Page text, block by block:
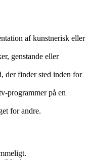
af kunstnerisk eller
genstande eller
der finder sted inden for
programmer på en
for andre.